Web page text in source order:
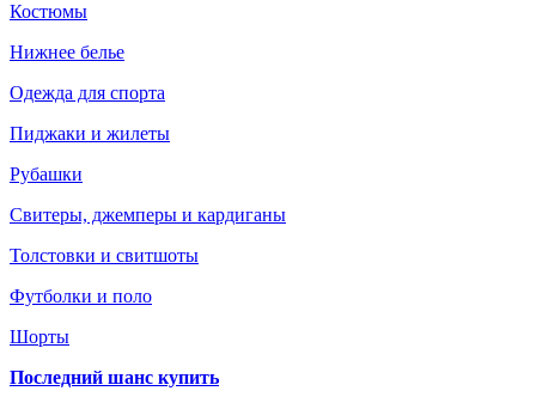
Костюмы
Нижнее белье
Одежда для спорта
Пиджаки и жилеты
Рубашки
Свитеры, джемперы и кардиганы
Толстовки и свитшоты
Футболки и поло
Шорты
Последний шанс купить